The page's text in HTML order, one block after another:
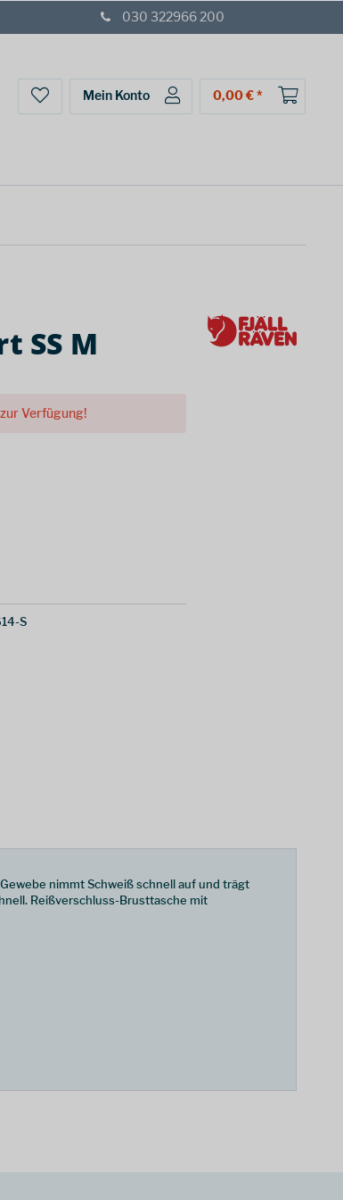
030 322966 200
Mein Konto 0,00 € *
SS M
Verfügung!
S
nimmt Schweiß schnell auf und trägt
Reißverschluss-Brusttasche mit